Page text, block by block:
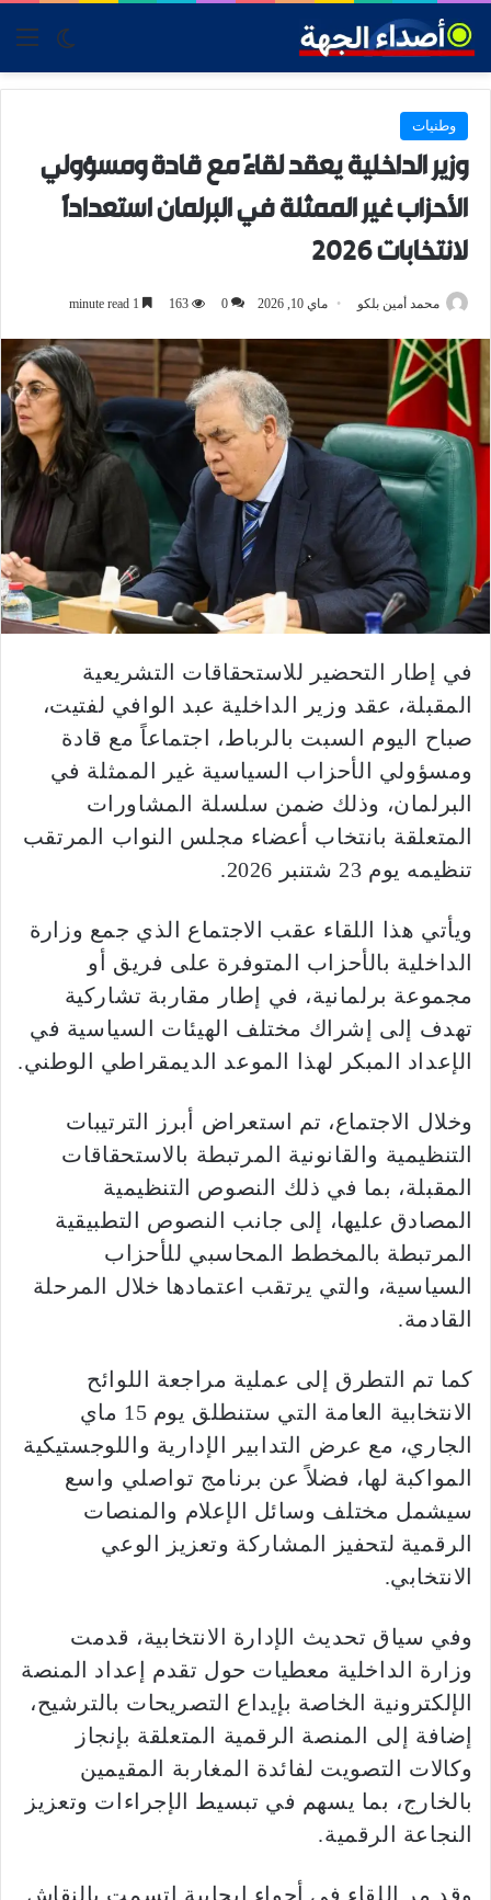
skin
وطنيات
وزير الداخلية يعقد لقاءً مع قادة ومسؤولي
الأحزاب غير الممثلة في البرلمان استعداداً
لانتخابات 2026
محمد أمين بلكو ماي 10, 2026 0
163
في إطار التحضير للاستحقاقات التشريعية
المقبلة، عقد وزير الداخلية عبد الوافي لفتيت،
صباح اليوم السبت بالرباط، اجتماعاً مع قادة
ومسؤولي الأحزاب السياسية غير الممثلة في
البرلمان، وذلك ضمن سلسلة المشاورات
المتعلقة بانتخاب أعضاء مجلس النواب المرتقب
تنظيمه يوم 23 شتنبر 2026.
ويأتي هذا اللقاء عقب الاجتماع الذي جمع وزارة
الداخلية بالأحزاب المتوفرة على فريق أو
مجموعة برلمانية، في إطار مقاربة تشاركية
تهدف إلى إشراك مختلف الهيئات السياسية في
الإعداد المبكر لهذا الموعد الديمقراطي الوطني.
وخلال الاجتماع، تم استعراض أبرز الترتيبات
التنظيمية والقانونية المرتبطة بالاستحقاقات
المقبلة، بما في ذلك النصوص التنظيمية
المصادق عليها، إلى جانب النصوص التطبيقية
المرتبطة بالمخطط المحاسبي للأحزاب
السياسية، والتي يرتقب اعتمادها خلال المرحلة
القادمة.
كما تم التطرق إلى عملية مراجعة اللوائح
الانتخابية العامة التي ستنطلق يوم 15 ماي
الجاري، مع عرض التدابير الإدارية واللوجستيكية
المواكبة لها، فضلاً عن برنامج تواصلي واسع
سيشمل مختلف وسائل الإعلام والمنصات
الرقمية لتحفيز المشاركة وتعزيز الوعي
الانتخابي.
وفي سياق تحديث الإدارة الانتخابية، قدمت
وزارة الداخلية معطيات حول تقدم إعداد المنصة
الإلكترونية الخاصة بإيداع التصريحات بالترشيح،
إضافة إلى المنصة الرقمية المتعلقة بإنجاز
وكالات التصويت لفائدة المغاربة المقيمين
بالخارج، بما يسهم في تبسيط الإجراءات وتعزيز
النجاعة الرقمية.
وقد مر اللقاء في أجواء إيجابية اتسمت بالنقاش